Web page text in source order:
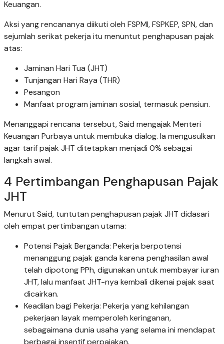
Keuangan.
Aksi yang rencananya diikuti oleh FSPMI, FSPKEP, SPN, dan
sejumlah serikat pekerja itu menuntut penghapusan pajak
atas:
Jaminan Hari Tua (JHT)
Tunjangan Hari Raya (THR)
Pesangon
Manfaat program jaminan sosial, termasuk pensiun.
Menanggapi rencana tersebut, Said mengajak Menteri
Keuangan Purbaya untuk membuka dialog. Ia mengusulkan
agar tarif pajak JHT ditetapkan menjadi 0% sebagai
langkah awal.
4 Pertimbangan Penghapusan Pajak
JHT
Menurut Said, tuntutan penghapusan pajak JHT didasari
oleh empat pertimbangan utama:
Potensi Pajak Berganda: Pekerja berpotensi
menanggung pajak ganda karena penghasilan awal
telah dipotong PPh, digunakan untuk membayar iuran
JHT, lalu manfaat JHT-nya kembali dikenai pajak saat
dicairkan.
Keadilan bagi Pekerja: Pekerja yang kehilangan
pekerjaan layak memperoleh keringanan,
sebagaimana dunia usaha yang selama ini mendapat